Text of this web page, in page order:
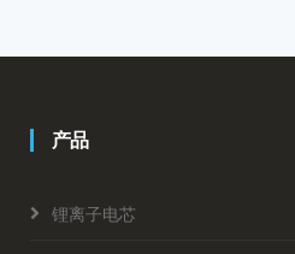
产品
锂离子电芯